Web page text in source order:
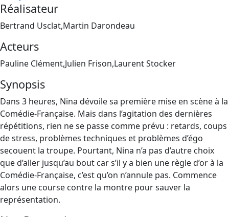
Réalisateur
Bertrand Usclat,Martin Darondeau
Acteurs
Pauline Clément,Julien Frison,Laurent Stocker
Synopsis
Dans 3 heures, Nina dévoile sa première mise en scène à la
Comédie-Française. Mais dans l’agitation des dernières
répétitions, rien ne se passe comme prévu : retards, coups
de stress, problèmes techniques et problèmes d’égo
secouent la troupe. Pourtant, Nina n’a pas d’autre choix
que d’aller jusqu’au bout car s’il y a bien une règle d’or à la
Comédie-Française, c’est qu’on n’annule pas. Commence
alors une course contre la montre pour sauver la
représentation.